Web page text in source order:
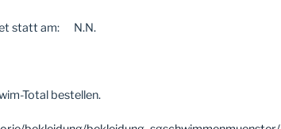
statt am: N.N.
Total bestellen.